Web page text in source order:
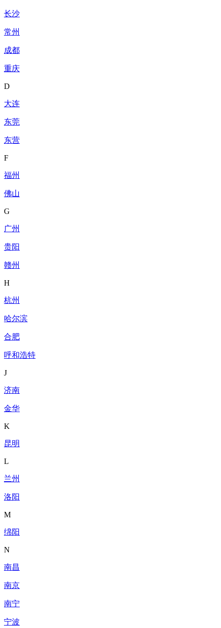
长沙
常州
成都
重庆
D
大连
东莞
东营
F
福州
佛山
G
广州
贵阳
赣州
H
杭州
哈尔滨
合肥
呼和浩特
J
济南
金华
K
昆明
L
兰州
洛阳
M
绵阳
N
南昌
南京
南宁
宁波